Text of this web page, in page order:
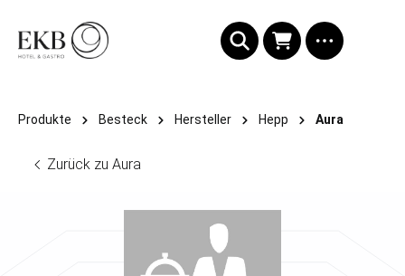
Produkte Besteck Hersteller Hepp Aura
Zurück zu Aura